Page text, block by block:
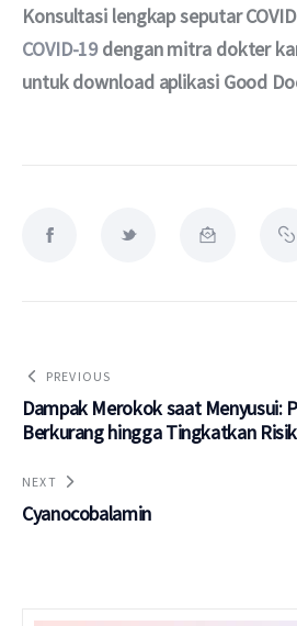
Konsultasi lengkap seputar
COVID-19 dengan mitra dokter
untuk download aplikasi Good
PREVIOUS
Dampak Merokok saat Menyusui:
Berkurang hingga Tingkatkan
NEXT
Cyanocobalamin